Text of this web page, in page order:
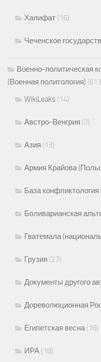
Халифат (16)
Чеченское
Военно-политическая
(Военная политология)
WikiLeaks (14)
Австро-Венгрия (7)
Азия (13)
Армия Крайова
База конфликтология
Боливарианская
Гватемала
Грузия (27)
Документы другого
Дореволюционная
Египетская весна(16)
ИРА (18)